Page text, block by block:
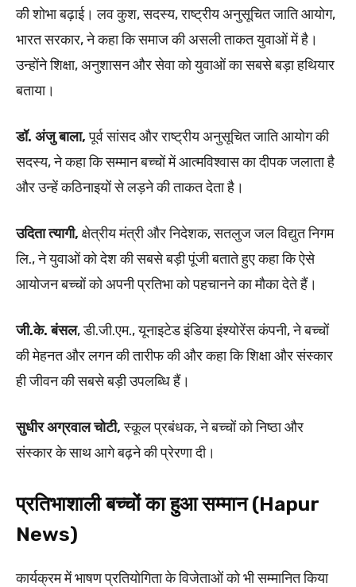
की शोभा बढ़ाई। लव कुश, सदस्य, राष्ट्रीय अनुसूचित जाति आयोग,
भारत सरकार, ने कहा कि समाज की असली ताकत युवाओं में है।
उन्होंने शिक्षा, अनुशासन और सेवा को युवाओं का सबसे बड़ा हथियार
बताया।
डॉ. अंजु बाला,पूर्व सांसद और राष्ट्रीय अनुसूचित जाति आयोग की
सदस्य, ने कहा कि सम्मान बच्चों में आत्मविश्वास का दीपक जलाता है
और उन्हें कठिनाइयों से लड़ने की ताकत देता है।
उदिता त्यागी, क्षेत्रीय मंत्री और निदेशक, सतलुज जल विद्युत निगम
लि., ने युवाओं को देश की सबसे बड़ी पूंजी बताते हुए कहा कि ऐसे
आयोजन बच्चों को अपनी प्रतिभा को पहचानने का मौका देते हैं।
जी.के. बंसल, डी.जी.एम., यूनाइटेड इंडिया इंश्योरेंस कंपनी, ने बच्चों
की मेहनत और लगन की तारीफ की और कहा कि शिक्षा और संस्कार
ही जीवन की सबसे बड़ी उपलब्धि हैं।
सुधीर अग्रवाल चोटी,स्कूल प्रबंधक, ने बच्चों को निष्ठा और
संस्कार के साथ आगे बढ़ने की प्रेरणा दी।
प्रतिभाशाली बच्चों का हुआ सम्मान (Hapur
News)
कार्यक्रम में भाषण प्रतियोगिता के विजेताओं को भी सम्मानित किया